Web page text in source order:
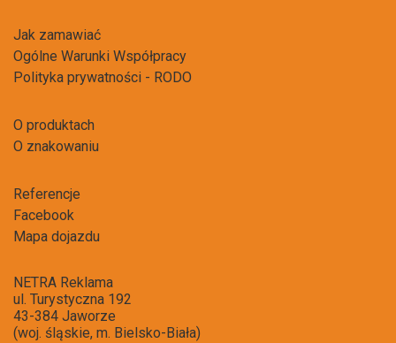
Jak zamawiać
Ogólne Warunki Współpracy
Polityka prywatności - RODO
O produktach
O znakowaniu
Referencje
Facebook
Mapa dojazdu
NETRA Reklama
ul. Turystyczna 192
43-384 Jaworze
(woj. śląskie, m. Bielsko-Biała)